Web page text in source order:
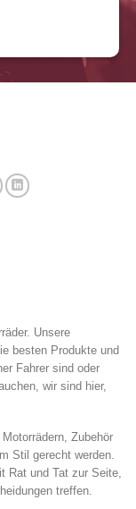
Unsere
besten Produkte und
Fahrer sind oder
wir sind hier,
Zubehör
Stil gerecht werden.
Rat und Tat zur Seite,
treffen.